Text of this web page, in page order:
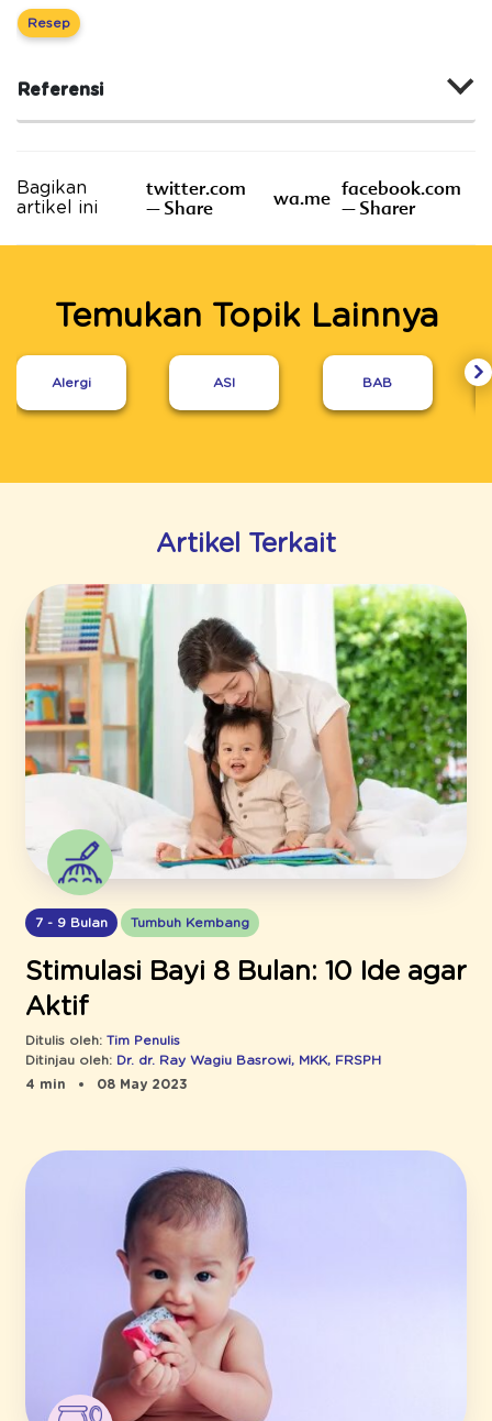
Resep
Referensi
Bagikan
artikel ini
twitter.com
– Share
wa.me facebook.com
– Sharer
Temukan Topik Lainnya
Alergi ASI BAB
Artikel Terkait
7 - 9 Bulan Tumbuh Kembang
Stimulasi Bayi 8 Bulan: 10 Ide agar
Aktif
Ditulis oleh: Tim Penulis
Ditinjau oleh: Dr. dr. Ray Wagiu Basrowi, MKK, FRSPH
4 min
08 May 2023